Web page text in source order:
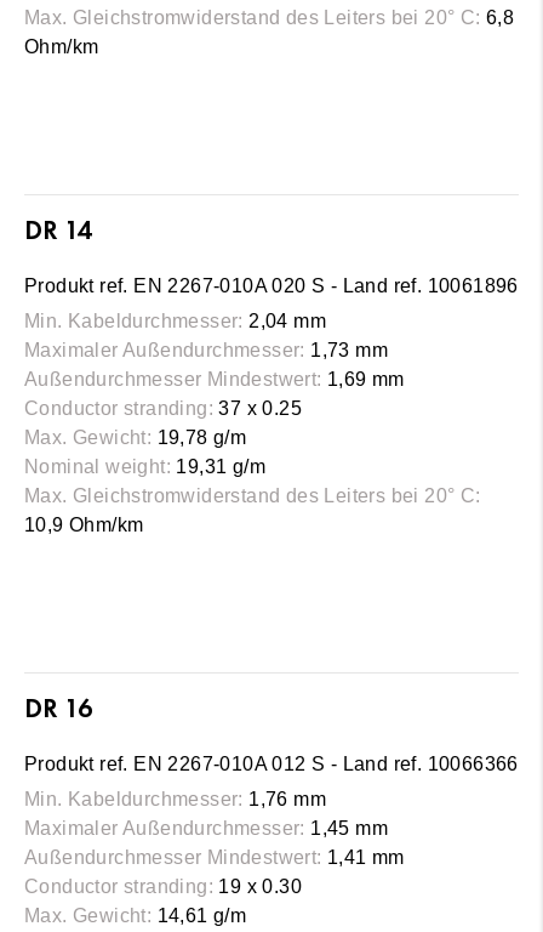
Max. Gleichstromwiderstand des Leiters bei 20° C: 6,8
Ohm/km
DR 14
Produkt ref. EN 2267-010A 020 S - Land ref. 10061896
Min. Kabeldurchmesser: 2,04 mm
Maximaler Außendurchmesser: 1,73 mm
Außendurchmesser Mindestwert: 1,69 mm
Conductor stranding: 37 x 0.25
Max. Gewicht: 19,78 g/m
Nominal weight: 19,31 g/m
Max. Gleichstromwiderstand des Leiters bei 20° C:
10,9 Ohm/km
DR 16
Produkt ref. EN 2267-010A 012 S - Land ref. 10066366
Min. Kabeldurchmesser: 1,76 mm
Maximaler Außendurchmesser: 1,45 mm
Außendurchmesser Mindestwert: 1,41 mm
Conductor stranding: 19 x 0.30
Max. Gewicht: 14,61 g/m